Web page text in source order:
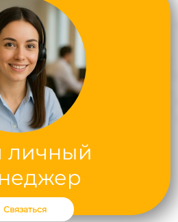
личный
Связаться